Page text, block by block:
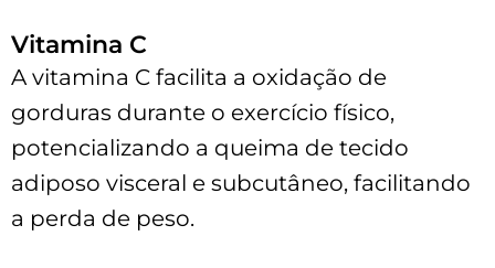
Vitamina C
A vitamina C facilita a oxidação de
gorduras durante o exercício físico,
potencializando a queima de tecido
adiposo visceral e subcutâneo, facilitando
a perda de peso.